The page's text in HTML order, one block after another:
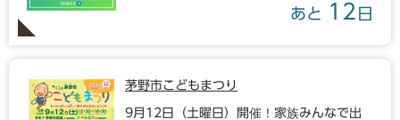
あと 12 日
茅野市こどもまつり
9月12日（土曜日）開催！家族みんなで出